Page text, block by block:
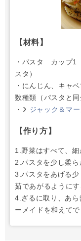
【材料】
・パスタ カップ1
スタ）
・にんじん、キャ
数種類（パスタと同
・
ジャック＆マ
【作り方】
1.野菜はすべて、細
2.パスタを少し柔ら
3.パスタをあげる
茹であがるようにす
4.ざるに取り、あ
ーメイドを和えてで